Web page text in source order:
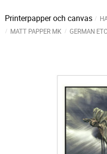
Printerpapper och canvas
MATT PAPPER MK
GERMAN